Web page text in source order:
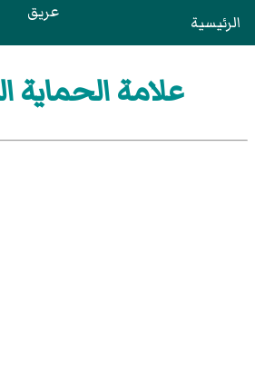
الرئيسية عريق
علامة الحماية